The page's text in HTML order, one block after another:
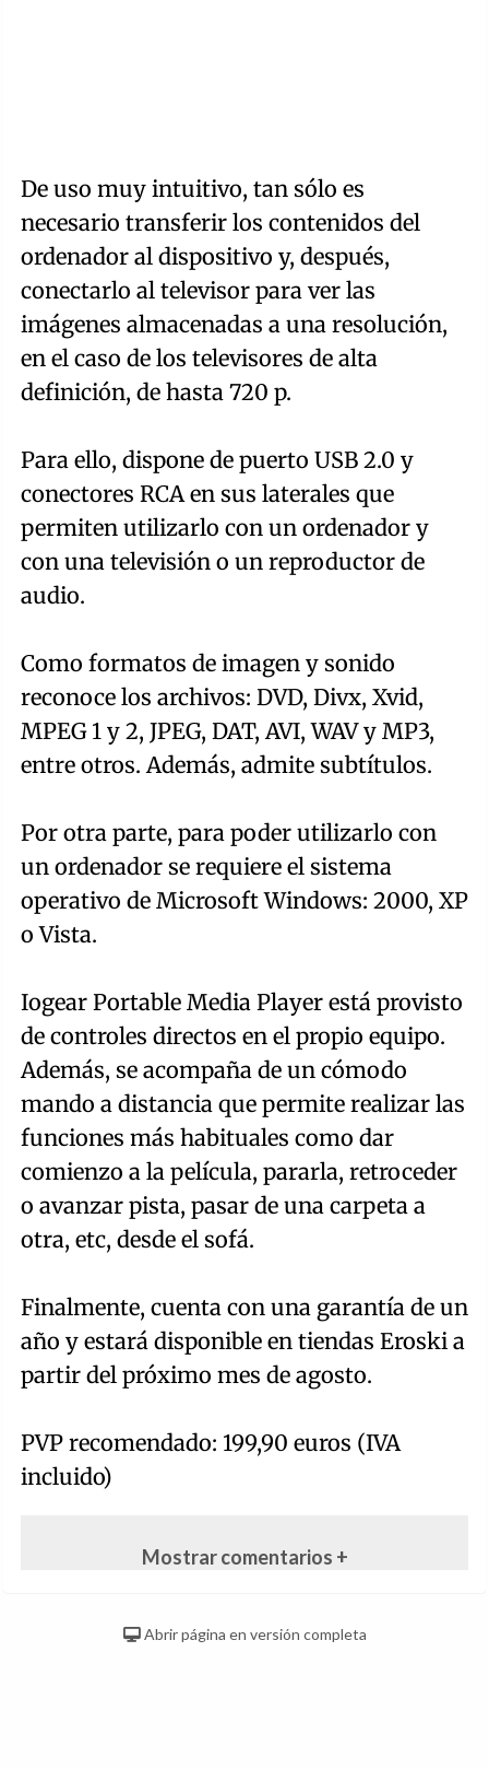
De uso muy intuitivo, tan sólo es
necesario transferir los contenidos del
ordenador al dispositivo y, después,
conectarlo al televisor para ver las
imágenes almacenadas a una resolución,
en el caso de los televisores de alta
definición, de hasta 720 p.
Para ello, dispone de puerto USB 2.0 y
conectores RCA en sus laterales que
permiten utilizarlo con un ordenador y
con una televisión o un reproductor de
audio.
Como formatos de imagen y sonido
reconoce los archivos: DVD, Divx, Xvid,
MPEG 1 y 2, JPEG, DAT, AVI, WAV y MP3,
entre otros. Además, admite subtítulos.
Por otra parte, para poder utilizarlo con
un ordenador se requiere el sistema
operativo de Microsoft Windows: 2000, XP
o Vista.
Iogear Portable Media Player está provisto
de controles directos en el propio equipo.
Además, se acompaña de un cómodo
mando a distancia que permite realizar las
funciones más habituales como dar
comienzo a la película, pararla, retroceder
o avanzar pista, pasar de una carpeta a
otra, etc, desde el sofá.
Finalmente, cuenta con una garantía de un
año y estará disponible en tiendas Eroski a
partir del próximo mes de agosto.
PVP recomendado: 199,90 euros (IVA
incluido)
Mostrar comentarios +
Abrir página en versión completa